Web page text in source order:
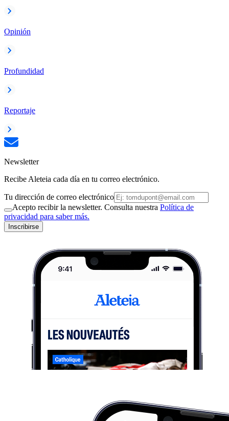
Opinión
Profundidad
Reportaje
Newsletter
Recibe Aleteia cada día en tu correo electrónico.
Tu dirección de correo electrónico
Acepto recibir la newsletter. Consulta nuestra Política de
privacidad para saber más.
Inscribirse